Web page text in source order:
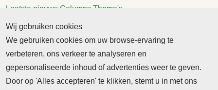
Wij gebruiken cookies
We gebruiken cookies om uw browse-ervaring te
verbeteren, ons verkeer te analyseren en
gepersonaliseerde inhoud of advertenties weer te geven.
Door op 'Alles accepteren' te klikken, stemt u in met ons
Laatste nieuws Columns Thema's
Meld u aan voor onze nieuwsbrief
Ontvang 2 keer per maand de nieuwsbrief met
persberichten, actualiteiten, nieuws en personalia uit het
beroepsonderwijs.